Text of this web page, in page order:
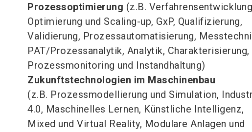
Prozessoptimierung (z.B.
Optimierung und Scaling-up, GxP, Qualifizierung,
Validierung, Prozessautomatisierung,
PAT/Prozessanalytik, Analytik, Charakterisierung,
Prozessmonitoring und Instandhaltung)
Zukunftstechnologien im Maschinenbau
(z.B. Prozessmodellierung und Simulation,
4.0, Maschinelles Lernen, Künstliche Intelligenz,
Mixed und Virtual Reality, Modulare Anlagen und